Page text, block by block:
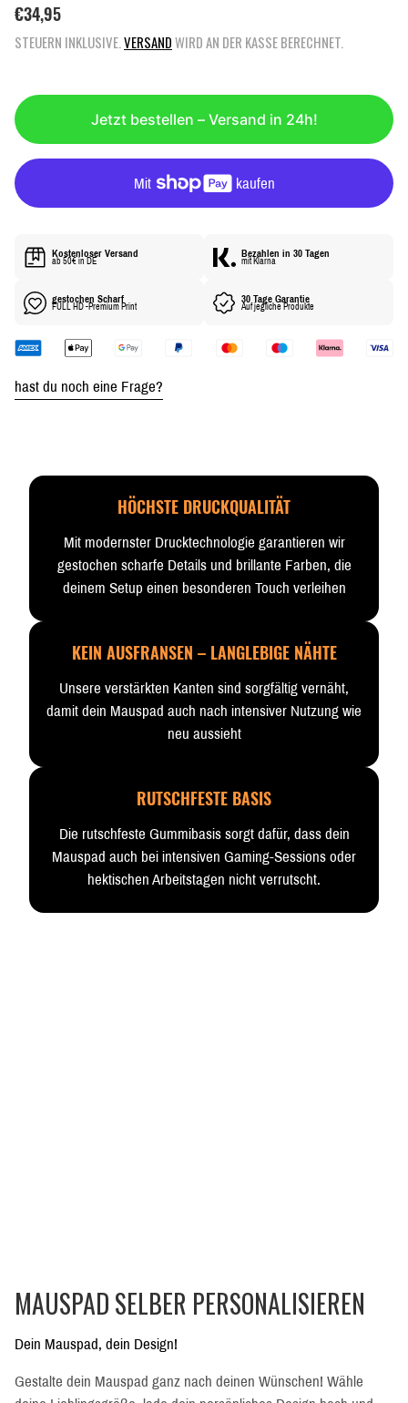
R
E
G
Ä
R
R
P
R
€34,95
STEUERN INKLUSIVE. VERSANDWIRD AN DER KASSE BERECHNET.
Jetzt bestellen – Versand in 24h!
Kostenloser Versand
ab 50€ in DE
Bezahlen in 30 Tagen
mit Klarna
gestochen Scharf
FULL HD -Premium Print
30 Tage Garantie
Auf jegliche Produkte
hast du noch eine Frage?
HÖCHSTE DRUCKQUALITÄT
Mit modernster Drucktechnologie garantieren wir
gestochen scharfe Details und brillante Farben, die
deinem Setup einen besonderen Touch verleihen
KEIN AUSFRANSEN – LANGLEBIGE NÄHTE
Unsere verstärkten Kanten sind sorgfältig vernäht,
damit dein Mauspad auch nach intensiver Nutzung wie
neu aussieht
RUTSCHFESTE BASIS
Die rutschfeste Gummibasis sorgt dafür, dass dein
Mauspad auch bei intensiven Gaming-Sessions oder
hektischen Arbeitstagen nicht verrutscht.
MAUSPAD SELBER PERSONALISIEREN
Dein Mauspad, dein Design!
Gestalte dein Mauspad ganz nach deinen Wünschen! Wähle